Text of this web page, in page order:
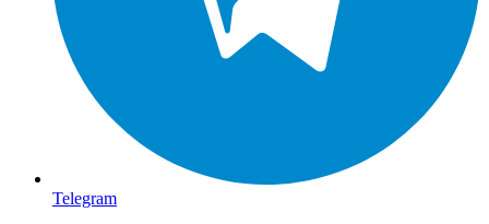
Telegram